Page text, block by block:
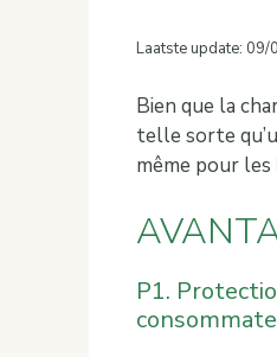
Laatste update:
Bien que la
telle sorte
même pour les
P1.